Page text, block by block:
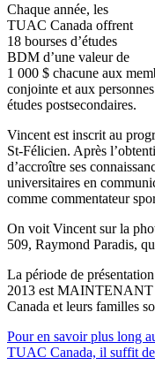
Chaque année, les
TUAC Canada offrent
18 bourses d’études
BDM d’une valeurde
1 000 $ chacune aux
conjointe et aux personnes
études postsecondaires.
Vincent est inscrit au
St-Félicien. Après
d’accroître ses
universitaires en
comme commentateur
On voit Vincent surla
509, Raymond Paradis,
La période de présentation
2013 est MAINTENANT
Canada et leurs familles
Pour en savoir plus long
TUAC Canada, il suffit